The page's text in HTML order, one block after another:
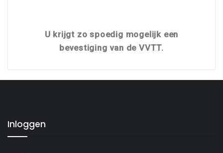
U krijgt zo spoedig mogelijk een
bevestiging van de VVTT.
Inloggen